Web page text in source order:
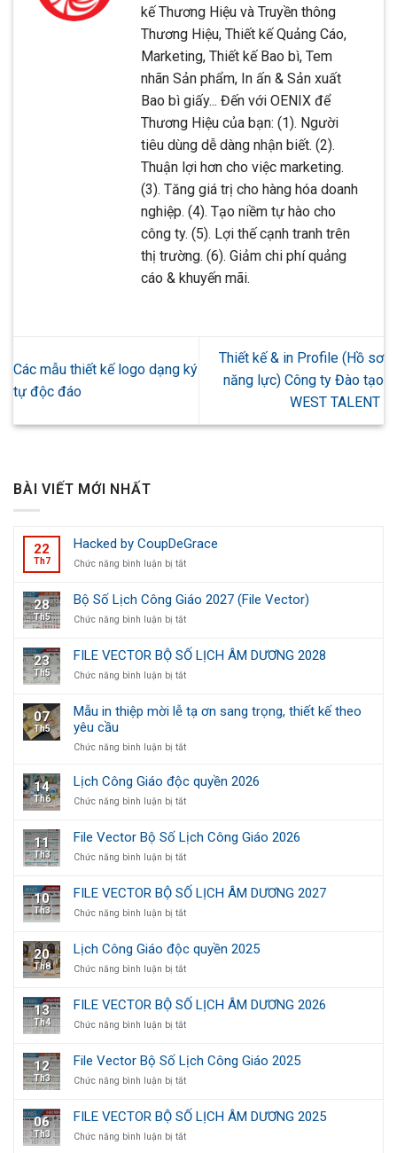
kế Thương Hiệu và Truyền thông
Thương Hiệu, Thiết kế Quảng Cáo,
Marketing, Thiết kế Bao bì, Tem
nhãn Sản phẩm, In ấn & Sản xuất
Bao bì giấy... Đến với OENIX để
Thương Hiệu của bạn: (1). Người
tiêu dùng dễ dàng nhận biết. (2).
Thuận lợi hơn cho việc marketing.
(3). Tăng giá trị cho hàng hóa doanh
nghiệp. (4). Tạo niềm tự hào cho
công ty. (5). Lợi thế cạnh tranh trên
thị trường. (6). Giảm chi phí quảng
cáo & khuyến mãi.
Các mẫu thiết kế logo dạng ký
tự độc đáo
Thiết kế & in Profile (Hồ sơ
năng lực) Công ty Đào tạo
WEST TALENT
BÀI VIẾT MỚI NHẤT
22
Th7
Hacked by CoupDeGrace
Chức năng bình luận bị tắtở
CoupDeGrace
28
Th5
Bộ Số Lịch Công Giáo 2027 (File Vector)
Chức năng bình luận bị tắtở
Số
Lịch
Công
(File
23
Th5
FILE VECTOR BỘ SỐ LỊCH ÂM DƯƠNG 2028
Chức năng bình luận bị tắtở
BỘ
LỊCH
DƯƠNG
2028
07
Th5
Mẫu in thiệp mời lễ tạ ơn sang trọng, thiết kế theo
yêu cầu
Chức năng bình luận bị tắtở
thiệp
mời
tạ
ơn
sang
thiết
theo
cầu
14
Th6
Lịch Công Giáo độc quyền 2026
Chức năng bình luận bị tắtở
Giáo
độc
2026
11
Th3
File Vector Bộ Số Lịch Công Giáo 2026
Chức năng bình luận bị tắtở
Vector
Bộ
Số
Giáo
2026
10
Th3
FILE VECTOR BỘ SỐ LỊCH ÂM DƯƠNG 2027
Chức năng bình luận bị tắtở
VECTOR
BỘ
SỐ
ÂM
DƯƠNG
2027
20
Th8
Lịch Công Giáo độc quyền 2025
Chức năng bình luận bị tắtở
Công
Giáo
độc
2025
13
Th4
FILE VECTOR BỘ SỐ LỊCH ÂM DƯƠNG 2026
Chức năng bình luận bị tắtở
BỘ
SỐ
ÂM
DƯƠNG
2026
12
Th3
File Vector Bộ Số Lịch Công Giáo 2025
Chức năng bình luận bị tắtở
Vector
Bộ
Số
06
Th3
FILE VECTOR BỘ SỐ LỊCH ÂM DƯƠNG 2025
Chức năng bình luận bị tắtở